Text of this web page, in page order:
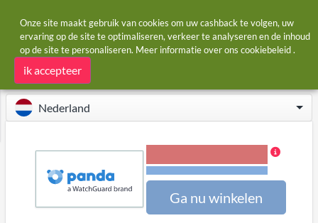
Startpagina Winkels Panda Security
Panda Security cashback
Nederland
Ga nu winkelen
Onze site maakt gebruik van cookies om uw cashback te volgen, uw
ervaring op de site te optimaliseren, verkeer te analyseren en de inhoud
op de site te personaliseren. Meer informatie over ons cookiebeleid.
ik accepteer